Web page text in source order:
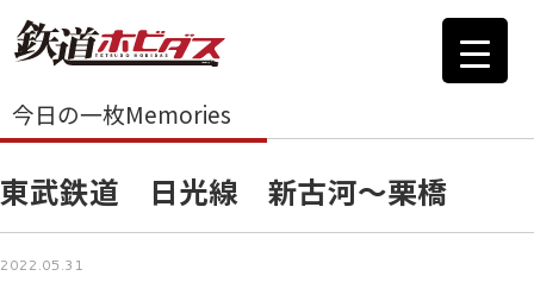
今日の一枚Memories
東武鉄道 日光線 新古河～栗橋
2022.05.31